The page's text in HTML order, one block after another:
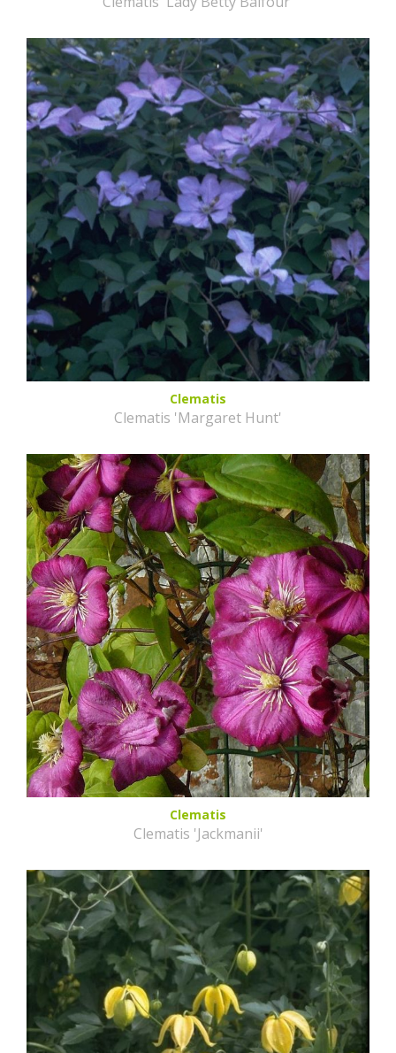
Clematis
Clematis 'Margaret Hunt'
Clematis
Clematis 'Jackmanii'